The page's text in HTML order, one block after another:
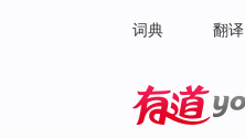
词典 翻译